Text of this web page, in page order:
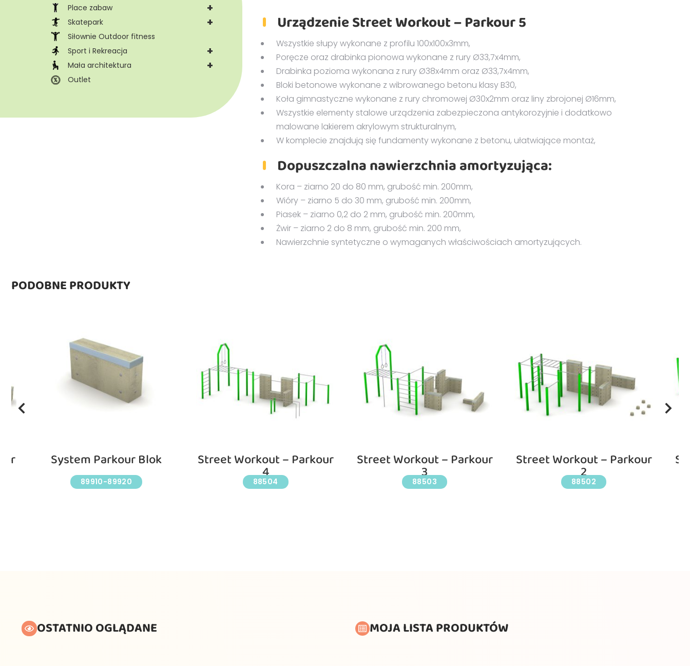
+
Place zabaw
+
Skatepark
Siłownie Outdoor fitness
+
Sport i Rekreacja
+
Mała architektura
Outlet
parkour-5_KT20240717
parkour-5_IM20240717
Urządzenie Street Workout – Parkour 5
Wszystkie słupy wykonane z profilu 100x100x3mm,
Poręcze oraz drabinka pionowa wykonane z rury Ø33,7x4mm,
Drabinka pozioma wykonana z rury Ø38x4mm oraz Ø33,7x4mm,
Bloki betonowe wykonane z wibrowanego betonu klasy B30,
Koła gimnastyczne wykonane z rury chromowej Ø30x2mm oraz liny zbrojonej Ø16mm,
Wszystkie elementy stalowe urządzenia zabezpieczona antykorozyjnie i dodatkowo
malowane lakierem akrylowym strukturalnym,
W komplecie znajdują się fundamenty wykonane z betonu, ułatwiające montaż,
Dopuszczalna nawierzchnia amortyzująca:
Kora – ziarno 20 do 80 mm, grubość min. 200mm,
Wióry – ziarno 5 do 30 mm, grubość min. 200mm,
Piasek – ziarno 0,2 do 2 mm, grubość min. 200mm,
Żwir – ziarno 2 do 8 mm, grubość min. 200 mm,
Nawierzchnie syntetyczne o wymaganych właściwościach amortyzujących.
PODOBNE PRODUKTY
System Parkour Blok
89910-89920
Street Workout – Parkour
4
88504
Street Workout – Parkour
3
88503
Street Workout – Parkour
2
88502
OSTATNIO OGLĄDANE MOJA LISTA PRODUKTÓW